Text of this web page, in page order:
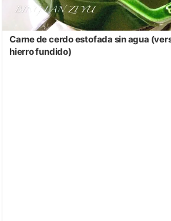
Carne de cerdo estofada sin agua
hierro fundido)